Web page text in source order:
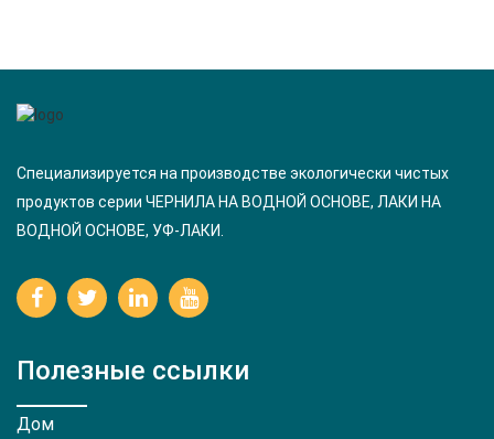
Специализируется на производстве экологически чистых
продуктов серии ЧЕРНИЛА НА ВОДНОЙ ОСНОВЕ, ЛАКИ НА
ВОДНОЙ ОСНОВЕ, УФ-ЛАКИ.
Полезные ссылки
Дом